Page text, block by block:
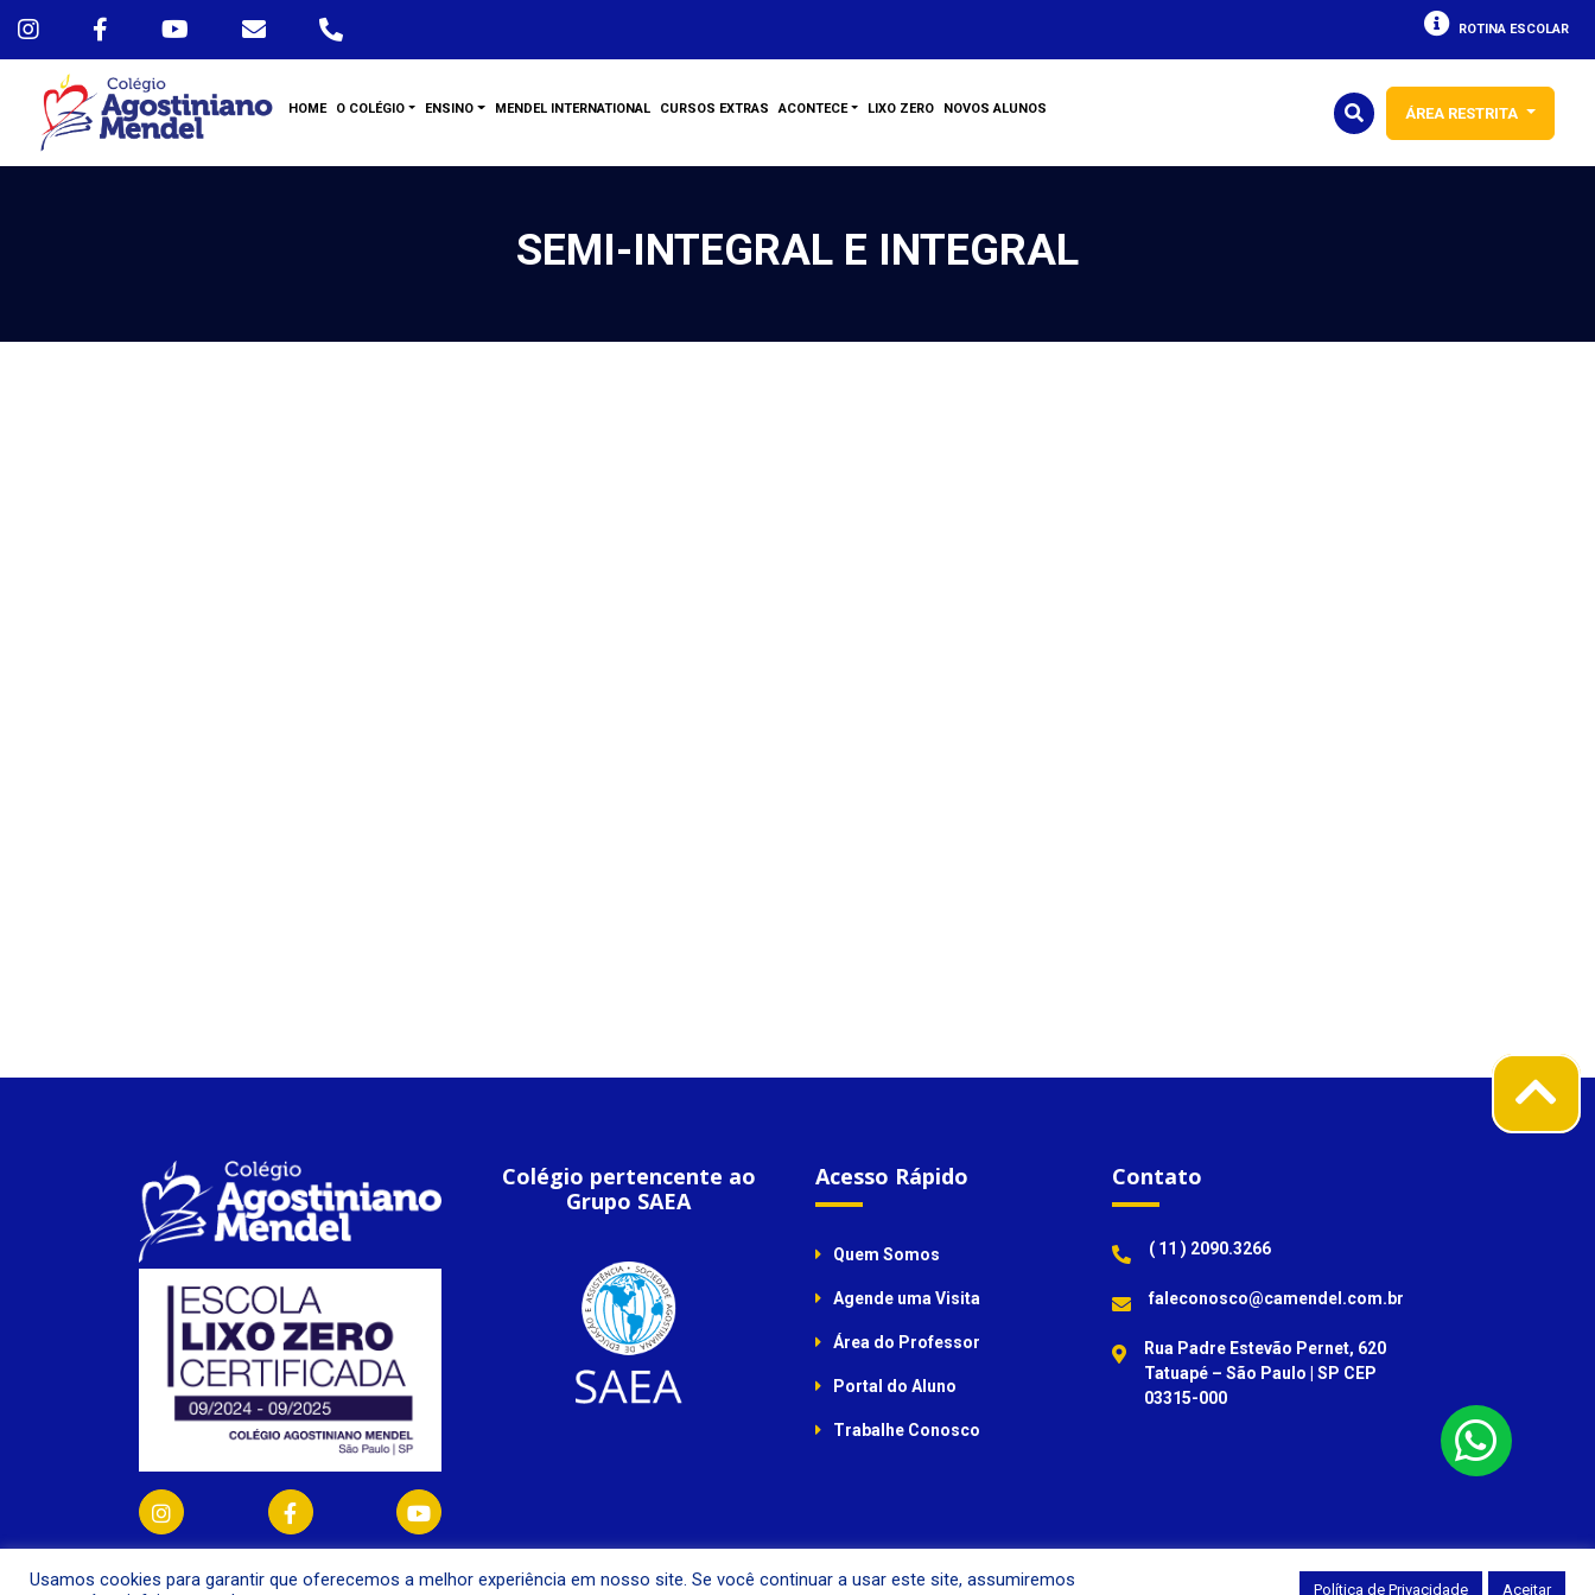
ROTINA ESCOLAR
HOME O COLÉGIO ENSINO MENDEL INTERNATIONAL CURSOS EXTRAS ACONTECE LIXO ZERO NOVOS ALUNOS ÁREA RESTRITA
SEMI-INTEGRAL E INTEGRAL
Usamos cookies para garantir que oferecemos a melhor experiência em nosso site. Se você continuar a usar este site, assumiremos
Política de Privacidade Aceitar
Colégio pertencente ao
Grupo SAEA
Acesso Rápido
Quem Somos
Agende uma Visita
Área do Professor
Portal do Aluno
Trabalhe Conosco
Contato
( 11 ) 2090.3266
faleconosco@camendel.com.br
Rua Padre Estevão Pernet, 620
Tatuapé – São Paulo | SP CEP
03315-000